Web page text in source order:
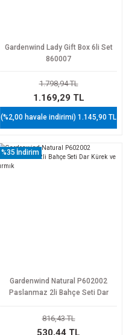
Gardenwind Lady Gift Box 6li Set
860007
1.798,94 TL
1.169,29 TL
(%2,00 havale indirimi) 1.145,90 TL
%35 İndirim
Gardenwind Natural P602002
Paslanmaz 2li Bahçe Seti Dar
816,43 TL
530,44 TL